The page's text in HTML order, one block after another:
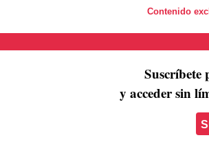
Contenido
Suscríbete
y acceder sin